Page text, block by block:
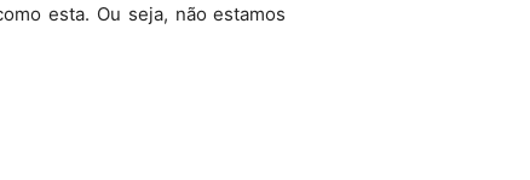
esta. Ou seja, não estamos